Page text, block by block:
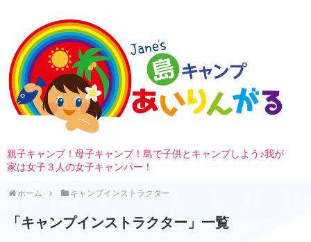
親子キャンプ！母子キャンプ！島で子供とキャンプしよう♪我が
家は女子３人の女子キャンパー！
ホーム キャンプインストラクター
「 キャンプインストラクター 」 一覧